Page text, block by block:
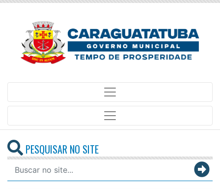
PESQUISAR NO SITE